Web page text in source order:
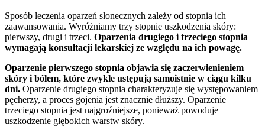
Sposób leczenia oparzeń słonecznych zależy od stopnia ich
zaawansowania. Wyróżniamy trzy stopnie uszkodzenia skóry:
pierwszy, drugi i trzeci. Oparzenia drugiego i trzeciego stopnia
wymagają konsultacji lekarskiej ze względu na ich powagę.
Oparzenie pierwszego stopnia objawia się zaczerwienieniem
skóry i bólem, które zwykle ustępują samoistnie w ciągu kilku
dni. Oparzenie drugiego stopnia charakteryzuje się występowaniem
pęcherzy, a proces gojenia jest znacznie dłuższy. Oparzenie
trzeciego stopnia jest najgroźniejsze, ponieważ powoduje
uszkodzenie głębokich warstw skóry.